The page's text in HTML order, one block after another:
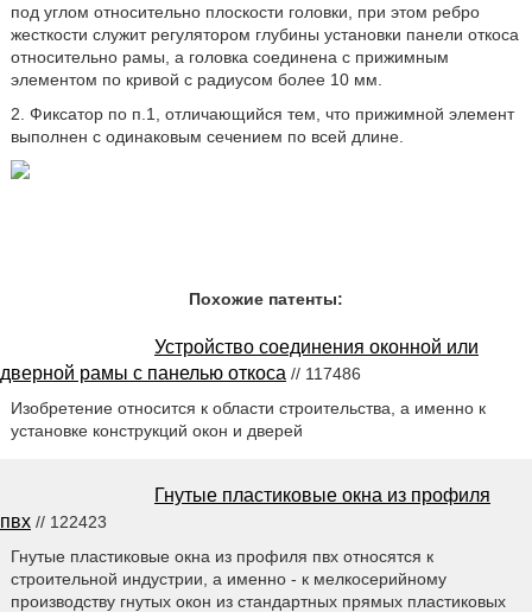
под углом относительно плоскости головки, при этом ребро
жесткости служит регулятором глубины установки панели откоса
относительно рамы, а головка соединена с прижимным
элементом по кривой с радиусом более 10 мм.
2. Фиксатор по п.1, отличающийся тем, что прижимной элемент
выполнен с одинаковым сечением по всей длине.
Похожие патенты:
Устройство соединения оконной или
дверной рамы с панелью откоса // 117486
Изобретение относится к области строительства, а именно к
установке конструкций окон и дверей
Гнутые пластиковые окна из профиля
пвх // 122423
Гнутые пластиковые окна из профиля пвх относятся к
строительной индустрии, а именно - к мелкосерийному
производству гнутых окон из стандартных прямых пластиковых